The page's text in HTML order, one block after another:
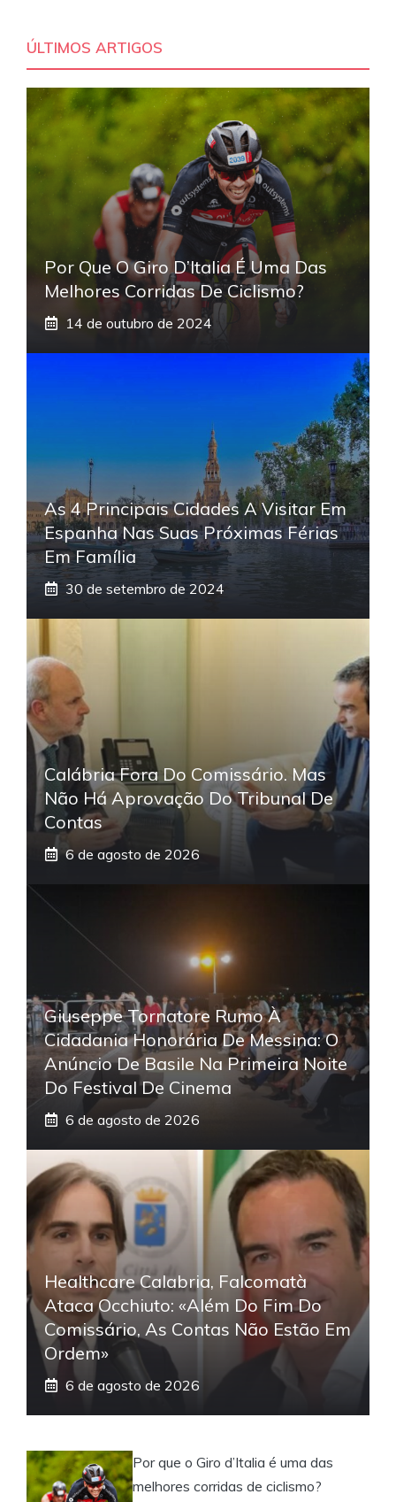
ÚLTIMOS ARTIGOS
Por Que O Giro D’Italia É Uma Das
Melhores Corridas De Ciclismo?
14 de outubro de 2024
As 4 Principais Cidades A Visitar Em
Espanha Nas Suas Próximas Férias
Em Família
30 de setembro de 2024
Calábria Fora Do Comissário. Mas
Não Há Aprovação Do Tribunal De
Contas
6 de agosto de 2026
Giuseppe Tornatore Rumo À
Cidadania Honorária De Messina: O
Anúncio De Basile Na Primeira Noite
Do Festival De Cinema
6 de agosto de 2026
Healthcare Calabria, Falcomatà
Ataca Occhiuto: «Além Do Fim Do
Comissário, As Contas Não Estão Em
Ordem»
6 de agosto de 2026
Por que o Giro d’Italia é uma das
melhores corridas de ciclismo?